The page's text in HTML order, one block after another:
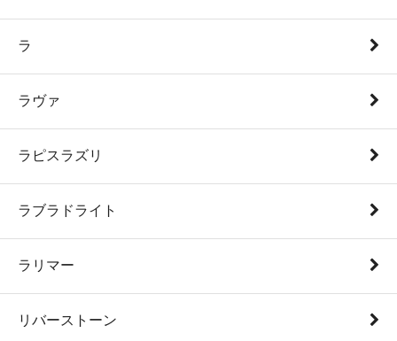
ラ
ラヴァ
ラピスラズリ
ラブラドライト
ラリマー
リバーストーン